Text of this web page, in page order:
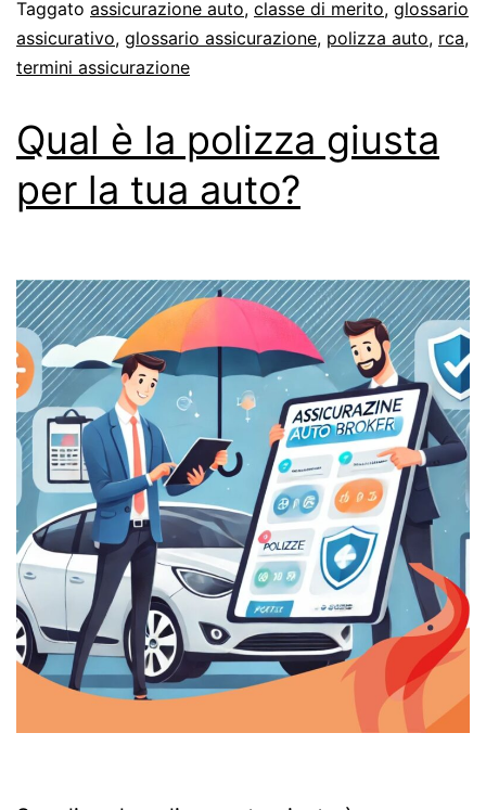
Taggato assicurazione auto, classe di merito, glossario
assicurativo, glossario assicurazione, polizza auto, rca,
termini assicurazione
Qual è la polizza giusta
per la tua auto?